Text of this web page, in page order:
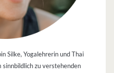
Silke, Yogalehrerin und Thai
zu verstehenden